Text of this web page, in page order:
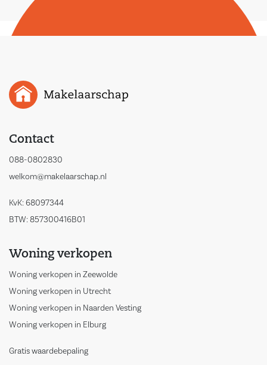
Contact
088-0802830
welkom@makelaarschap.nl
KvK: 68097344
BTW: 857300416B01
Woning verkopen
Woning verkopen in Zeewolde
Woning verkopen in Utrecht
Woning verkopen in Naarden Vesting
Woning verkopen in Elburg
Gratis waardebepaling